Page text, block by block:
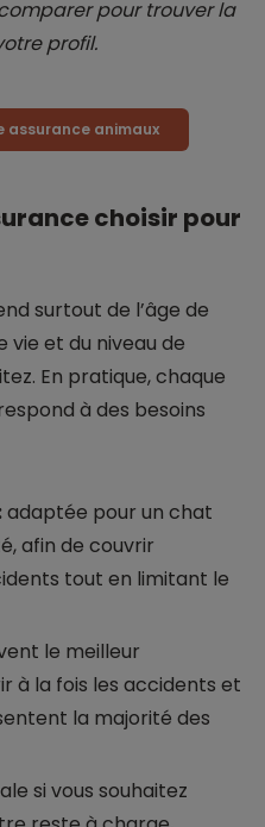
pour trouver la
profil.
assurance animaux
choisir pour
surtout de l’âge de
vie et du niveau de
En pratique, chaque
à des besoins
adaptée pour un chat
afin de couvrir
tout en limitant le
le meilleur
à la fois les accidents et
la majorité des
si vous souhaitez